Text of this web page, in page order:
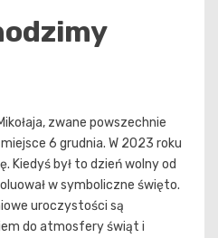
zwane powszechnie
6 grudnia. W 2023 roku
Kiedyś był to dzień wolny od
w symboliczne święto.
uroczystości są
do atmosfery świąt i